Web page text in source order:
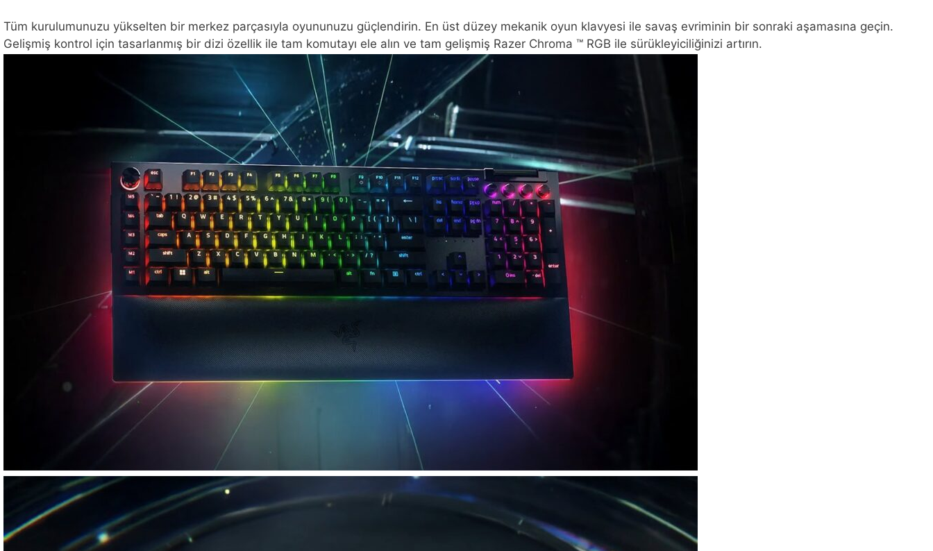
Tüm kurulumunuzu yükselten bir merkez parçasıyla oyununuzu güçlendirin. En üst düzey mekanik oyun klavyesi ile savaş evriminin bir sonraki aşamasına geçin.
Gelişmiş kontrol için tasarlanmış bir dizi özellik ile tam komutayı ele alın ve tam gelişmiş Razer Chroma ™ RGB ile sürükleyiciliğinizi artırın.